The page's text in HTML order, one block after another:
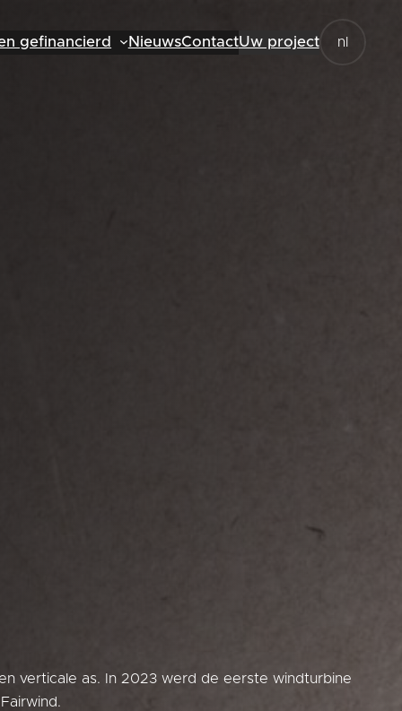
gefinancierd NieuwsContactUw project nl
verticale as. In 2023 werd de eerste windturbine